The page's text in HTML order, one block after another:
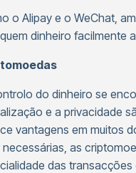
o Alipay e o WeChat,
dinheiro facilmente
do dinheiro se
e a privacidade
vantagens em muitos
as
das